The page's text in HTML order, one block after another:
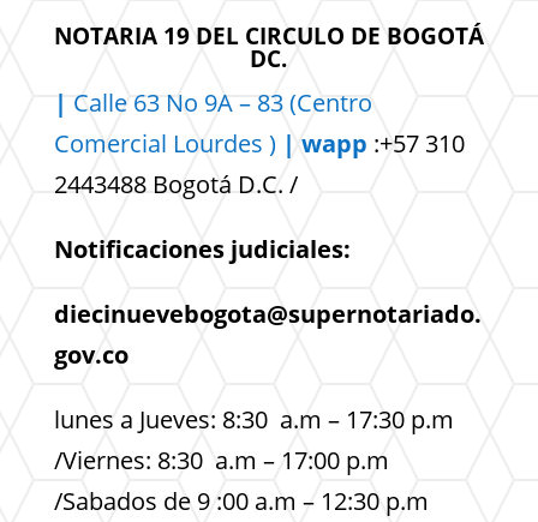
NOTARIA 19 DEL CIRCULO DE BOGOTÁ
DC.
| Calle 63 No 9A – 83 (Centro
Comercial Lourdes ) | wapp :+57 310
2443488 Bogotá D.C. /
Notificaciones judiciales:
diecinuevebogota@supernotariado.
gov.co
lunes a Jueves: 8:30 a.m – 17:30 p.m
/Viernes: 8:30 a.m – 17:00 p.m
/Sabados de 9 :00 a.m – 12:30 p.m